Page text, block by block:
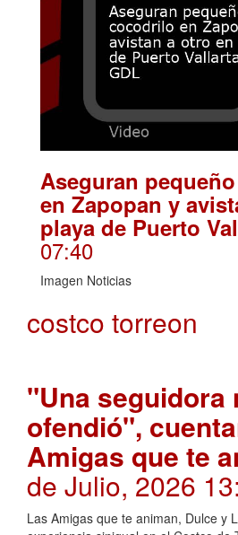
Aseguran
en Zapopan y
playa de Puerto
07:40
Imagen Noticias
costco torreon
"Una seguidora
ofendió",
Amigas que te
de Julio, 2026
Las Amigas que te animan, Dulce y